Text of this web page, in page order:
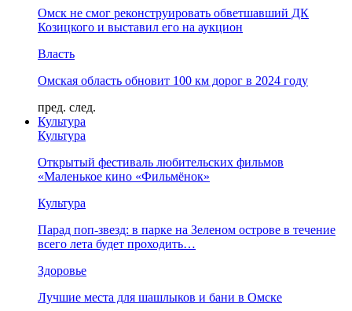
Омск не смог реконструировать обветшавший ДК
Козицкого и выставил его на аукцион
Власть
Омская область обновит 100 км дорог в 2024 году
пред. след.
Культура
Культура
Открытый фестиваль любительских фильмов
«Маленькое кино «Фильмёнок»
Культура
Парад поп-звезд: в парке на Зеленом острове в течение
всего лета будет проходить…
Здоровье
Лучшие места для шашлыков и бани в Омске